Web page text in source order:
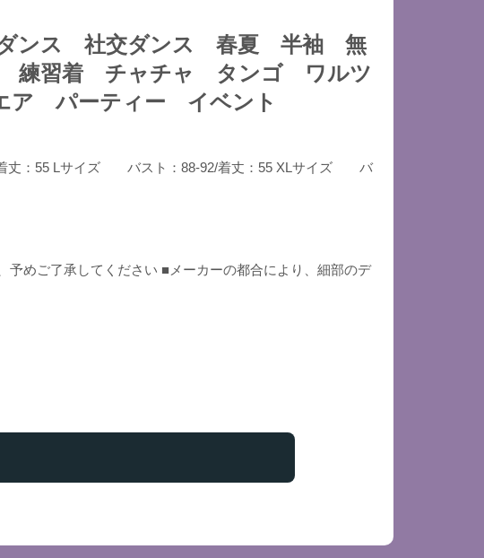
ダンス 社交ダンス 春夏 半袖 無
習着 チャチャ タンゴ ワルツ
パーティー イベント
丈：55 Lサイズ バスト：88-92/着丈：55 XLサイズ バ
めご了承してください ■メーカーの都合により、細部のデ